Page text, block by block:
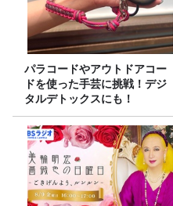
パラコードやアウトドアコー
ドを使った手芸に挑戦！デジ
タルデトックスにも！